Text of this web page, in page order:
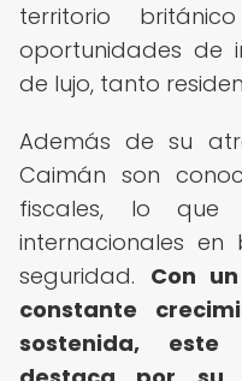
territorio
oportunidades de
de lujo, tanto
Además de su
Caimán son
fiscales, lo que
internacionales
seguridad. Con
constante
sostenida,